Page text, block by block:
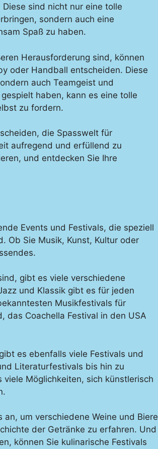
sind nicht nur eine tolle
sondern auch eine
Spaß zu haben.
Herausforderung sind, können
oder Handball entscheiden. Diese
auch Teamgeist und
haben, kann es eine tolle
zu fordern.
die Spasswelt für
aufregend und erfüllend zu
und entdecken Sie Ihre
Events und Festivals, die speziell
Ob Sie Musik, Kunst, Kultur oder
gibt es viele verschiedene
und Klassik gibt es für jeden
Musikfestivals für
das Coachella Festival in den USA
es ebenfalls viele Festivals und
Literaturfestivals bis hin zu
Möglichkeiten, sich künstlerisch
um verschiedene Weine und Biere
der Getränke zu erfahren. Und
können Sie kulinarische Festivals